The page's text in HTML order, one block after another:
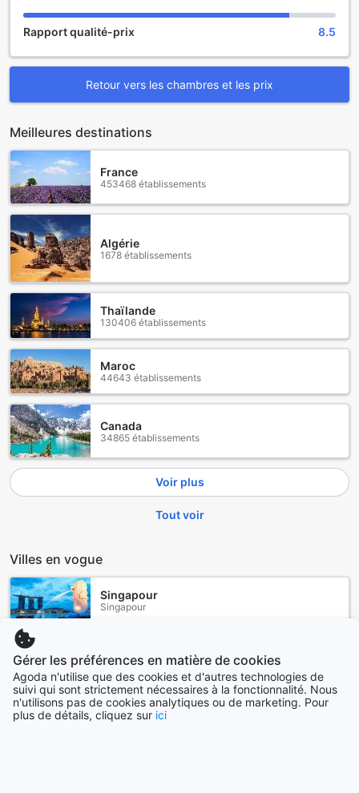
Rapport qualité-prix 8.5
Retour vers les chambres et les prix
Meilleures destinations
France
453468 établissements
Algérie
1678 établissements
Thaïlande
130406 établissements
Maroc
44643 établissements
Canada
34865 établissements
Voir plus
Tout voir
Villes en vogue
Singapour
Singapour
Japon
Pattaya
Thaïlande
Gérer les préférences en matière de cookies
Agoda n'utilise que des cookies et d'autres technologies de
suivi qui sont strictement nécessaires à la fonctionnalité. Nous
n'utilisons pas de cookies analytiques ou de marketing. Pour
plus de détails, cliquez sur ici